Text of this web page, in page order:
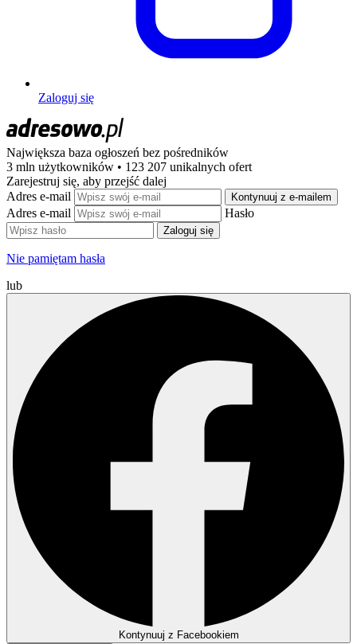
Zaloguj się
Największa baza ogłoszeń bez pośredników
3 mln użytkowników • 123 207 unikalnych ofert
Zarejestruj się, aby przejść dalej
Adres e-mail
Kontynuuj z e-mailem
Adres e-mail Hasło
Zaloguj się
Nie pamiętam hasła
lub
Kontynuuj z Facebookiem